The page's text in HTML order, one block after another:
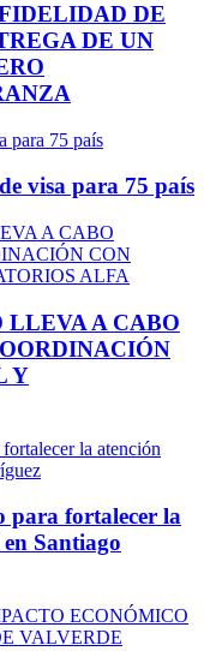
DE
DE UN
visa para 75 país
LLEVA A CABO
Y
para fortalecer la
Santiago